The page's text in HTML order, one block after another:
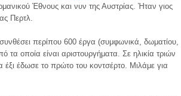
Έθνους και νυν της Αυστρίας. Ήταν γιος
Περτλ.
περίπου 600 έργα (συμφωνικά, δωματίου,
οποία είναι αριστουργήματα. Σε ηλικία τριών
έδωσε το πρώτο του κοντσέρτο. Μιλάμε για